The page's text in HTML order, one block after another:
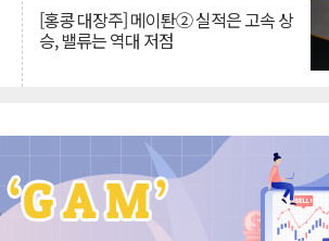
[홍콩 대장주] 메이퇀② 실적은 고속 상
승, 밸류는 역대 저점